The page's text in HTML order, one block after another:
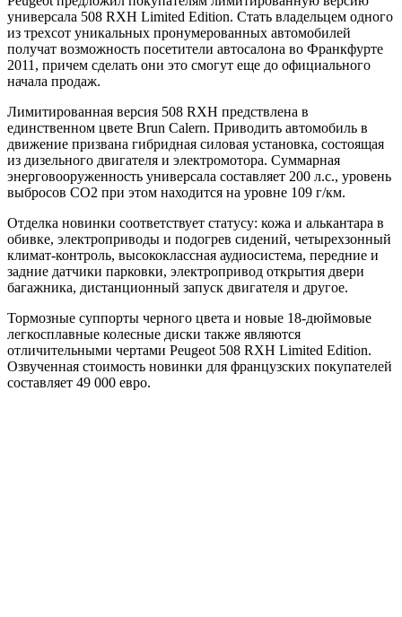
универсала 508 RXH Limited Edition. Стать владельцем одного
из трехсот уникальных пронумерованных автомобилей
получат возможность посетители автосалона во Франкфурте
2011, причем сделать они это смогут еще до официального
начала продаж.
Лимитированная версия 508 RXH предствлена в
единственном цвете Brun Calern. Приводить автомобиль в
движение призвана гибридная силовая установка, состоящая
из дизельного двигателя и электромотора. Суммарная
энерговооруженность универсала составляет 200 л.с., уровень
выбросов CO2 при этом находится на уровне 109 г/км.
Отделка новинки соответствует статусу: кожа и алькантара в
обивке, электроприводы и подогрев сидений, четырехзонный
климат-контроль, высококлассная аудиосистема, передние и
задние датчики парковки, электропривод открытия двери
багажника, дистанционный запуск двигателя и другое.
Тормозные суппорты черного цвета и новые 18-дюймовые
легкосплавные колесные диски также являются
отличительными чертами Peugeot 508 RXH Limited Edition.
Озвученная стоимость новинки для французских покупателей
составляет 49 000 евро.